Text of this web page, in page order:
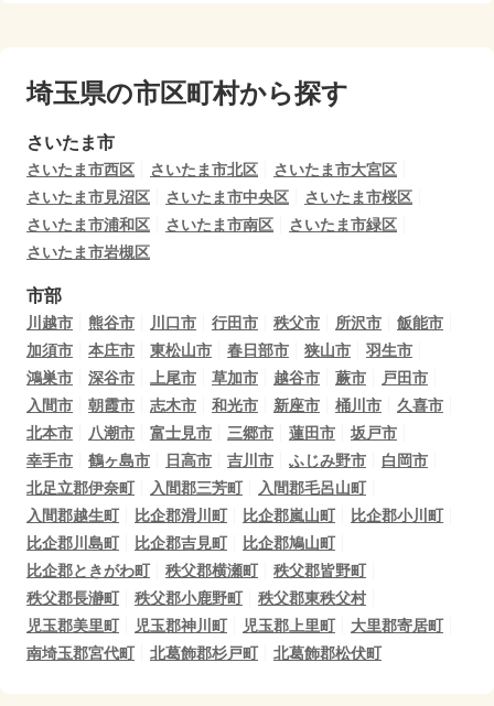
埼玉県の市区町村から探す
さいたま市
さいたま市西区 さいたま市北区
さいたま市大宮区
さいたま市見沼区
さいたま市中央区
さいたま市桜区
さいたま市浦和区
さいたま市南区
さいたま市緑区
さいたま市岩槻区
市部
川越市 熊谷市 川口市 行田市 秩父市 所沢市
飯能市
加須市
本庄市 東松山市 春日部市 狭山市
羽生市
鴻巣市
深谷市 上尾市 草加市 越谷市 蕨市
戸田市
入間市
朝霞市 志木市 和光市 新座市 桶川市
久喜市
北本市
八潮市 富士見市 三郷市 蓮田市
坂戸市
幸手市
鶴ヶ島市 日高市 吉川市 ふじみ野市
白岡市
北足立郡伊奈町
入間郡三芳町
入間郡毛呂山町
入間郡越生町
比企郡滑川町 比企郡嵐山町
比企郡小川町
比企郡川島町
比企郡吉見町
比企郡鳩山町
比企郡ときがわ町
秩父郡横瀬町
秩父郡皆野町
秩父郡長瀞町
秩父郡小鹿野町
秩父郡東秩父村
児玉郡美里町
児玉郡神川町 児玉郡上里町
大里郡寄居町
南埼玉郡宮代町
北葛飾郡杉戸町 北葛飾郡松伏町